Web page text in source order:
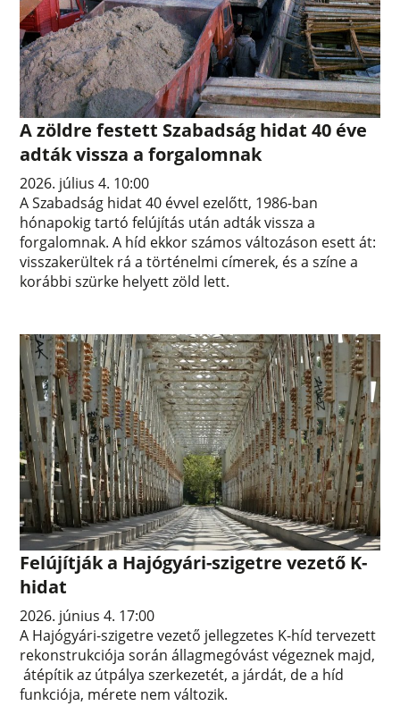
A zöldre festett Szabadság hidat 40 éve
adták vissza a forgalomnak
2026. július 4. 10:00
A Szabadság hidat 40 évvel ezelőtt, 1986-ban
hónapokig tartó felújítás után adták vissza a
forgalomnak. A híd ekkor számos változáson esett át:
visszakerültek rá a történelmi címerek, és a színe a
korábbi szürke helyett zöld lett.
Felújítják a Hajógyári-szigetre vezető K-
hidat
2026. június 4. 17:00
A Hajógyári-szigetre vezető jellegzetes K-híd tervezett
rekonstrukciója során állagmegóvást végeznek majd,
átépítik az útpálya szerkezetét, a járdát, de a híd
funkciója, mérete nem változik.